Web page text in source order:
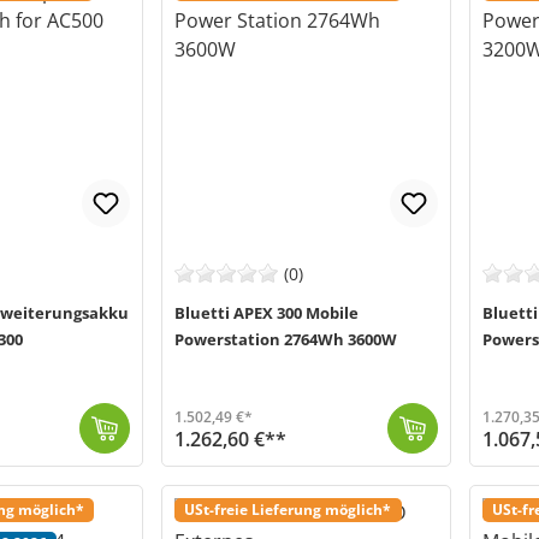
(0)
Bluetti APEX 300 Mobile
Powerstation 2764Wh 3600W
1.502,49 €*
1.262,60 €**
Bluetti
möglich*
USt-freie Lieferung möglich* USt-